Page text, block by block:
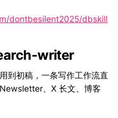
dontbesilent2025/dbskill
writer
到初稿，一条写作工作流直
、X 长文、博客